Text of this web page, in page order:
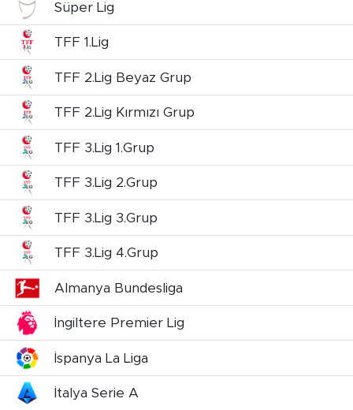
Süper Lig
TFF 1.Lig
TFF 2.Lig Beyaz Grup
TFF 2.Lig Kırmızı Grup
TFF 3.Lig 1.Grup
TFF 3.Lig 2.Grup
TFF 3.Lig 3.Grup
TFF 3.Lig 4.Grup
Almanya Bundesliga
İngiltere Premier Lig
İspanya La Liga
İtalya Serie A
Magazin
Politika
Resmi İlanlar
Sağlık
Turizm